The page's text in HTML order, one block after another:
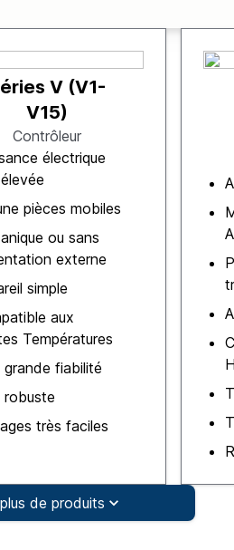
V (V1-
V15)
Contrôleur
électrique
pièces mobiles
ou sans
externe
simple
aux
Températures
grande fiabilité
robuste
très faciles
de produits